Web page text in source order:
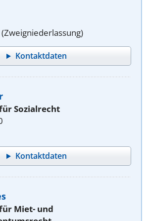
Kontaktdaten
Sozialrecht
Kontaktdaten
Miet- und